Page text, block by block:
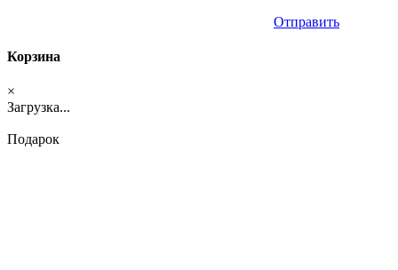
Отправить
Корзина
×
Загрузка...
Подарок